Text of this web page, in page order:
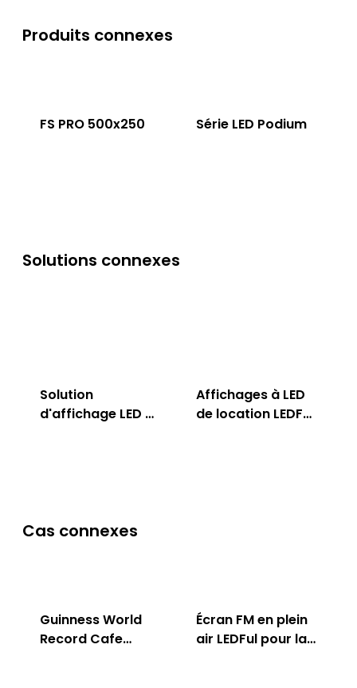
Produits connexes
FS PRO 500x250 Série LED Podium
Solutions connexes
Solution
d'affichage LED en
Affichages à LED
de location LEDFul
Cas connexes
Guinness World
Record Cafe
Écran FM en plein
air LEDFul pour la